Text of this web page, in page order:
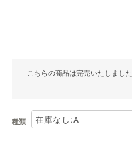
こちらの商品は完売いたしまし
種類